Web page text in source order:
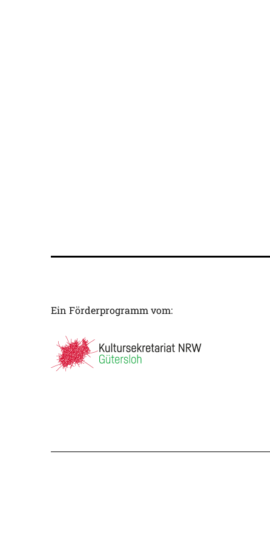
Ein Förderprogramm vom: